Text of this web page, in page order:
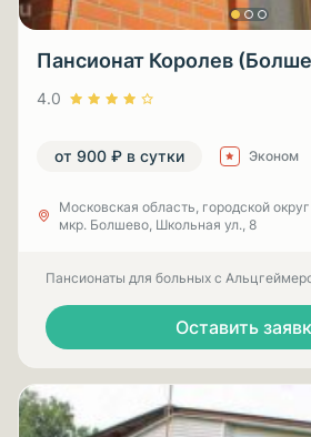
Пансионат Королев
4.0
от 900 ₽ в сутки Эконом
Московская область, городской
мкр. Болшево, Школьная ул., 8
Пансионаты для больных с
Оставить